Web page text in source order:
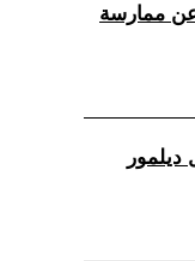
عن ممارسة
ديلمور